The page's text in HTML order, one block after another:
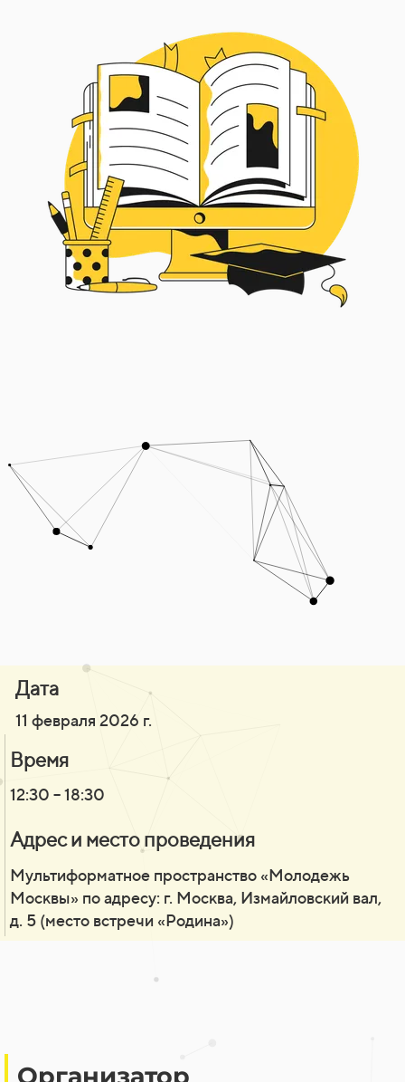
Дата
11 февраля 2026 г.
Время
12:30 – 18:30
Адрес и место проведения
Мультиформатное пространство «Молодежь
Москвы» по адресу: г. Москва, Измайловский вал,
д. 5 (место встречи «Родина»)